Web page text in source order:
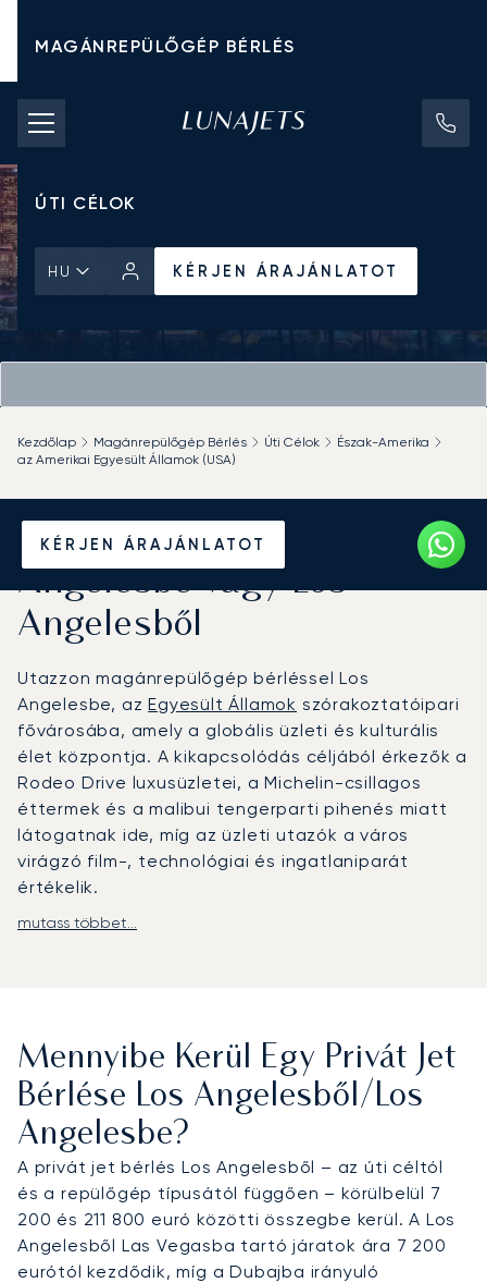
MAGÁNREPÜLŐGÉP BÉRLÉS
CHARTER ÁRAK
MAGÁNREPÜLŐGÉPEK
ÚTI CÉLOK
HU KÉRJEN ÁRAJÁNLATOT
KÉRJEN ÁRAJÁNLATOT
Kezdőlap Magánrepülőgép Bérlés Úti Célok
Észak-Amerika
az Amerikai Egyesült Államok (USA)
Béreljen magánrepülőt Los
Angelesbe vagy Los
Angelesből
Utazzon magánrepülőgép bérléssel Los
Angelesbe, azEgyesült Államok szórakoztatóipari
fővárosába, amely a globális üzleti és kulturális
élet központja. A kikapcsolódás céljából érkezők a
Rodeo Drive luxusüzletei, a Michelin-csillagos
éttermek és a malibui tengerparti pihenés miatt
látogatnak ide, míg az üzleti utazók a város
virágzó film-, technológiai és ingatlaniparát
értékelik.
A LunaJets Los Angeles legfontosabb privát
csatlakozásokhoz, és külön privát terminálokkal
rendelkezik. A Burbank (BUR)repülőtér Hollywood
és a filmstúdiók közelségét kínálja, míg a
Monica (SMO)főként a West LA-hez közeli könnyű
repülőgépeket szolgálja ki. Mindegyik repülőtér
világszínvonalú FBO szolgáltatásokat nyújt, és
transzfert biztosítunk Beverly Hills-i szállodákhoz,
magánbirtokokhoz vagy tengerparti
üdülőhelyekhez, helikopteres összeköttetéssel
mutass többet...
Mennyibe Kerül Egy Privát Jet
Bérlése Los Angelesből/Los
Angelesbe?
A privát jet bérlés Los Angelesből – az úti céltól
és a repülőgép típusától függően – körülbelül 7
200 és 211 800 euró közötti összegbe kerül. A Los
Angelesből Las Vegasba tartó járatok ára 7 200
eurótól kezdődik, míg a Dubajba irányuló